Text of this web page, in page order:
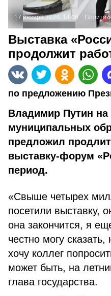
17 января 2024, 14:06
Выставка
продолжит
по предложению
Владимир Путин на
муниципальных
предложил
выставку-форум
период.
«Свыше четырех
посетили выставку,
она закончится, я
честно могу
хочу коллег
может быть, на
глава государства.